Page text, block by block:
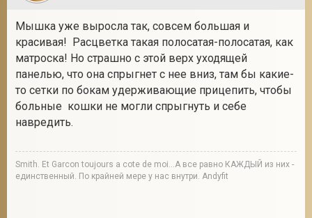
Мышка уже выросла так, совсем большая и
красивая! Расцветка такая полосатая-полосатая, как
матроска! Но страшно с этой верх уходящей
панелью, что она спрыгнет с нее вниз, там бы какие-
то сетки по бокам удерживающие прицепить, чтобы
больные кошки не могли спрыгнуть и себе
навредить.
Smith. Et Garcon toujours a cote de moi...А все равно КАЖДЫЙ из них -
единственный. По крайней мере у нас внутри. Andyfit